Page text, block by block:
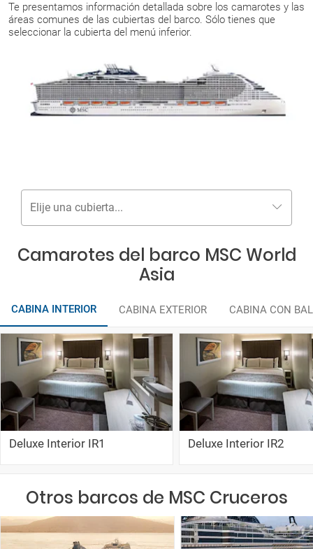
Te presentamos información detallada sobre los camarotes y las
áreas comunes de las cubiertas del barco. Sólo tienes que
seleccionar la cubierta del menú inferior.
Elije una cubierta...
Camarotes del barco MSC World
Asia
CABINA INTERIOR CABINA EXTERIOR CABINA CON
Deluxe Interior IR1 Deluxe Interior IR2
Otros barcos de MSC Cruceros